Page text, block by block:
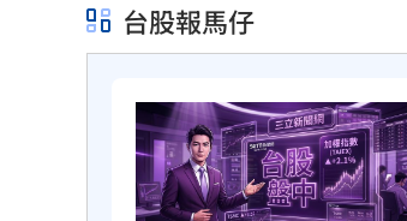
台股報馬仔